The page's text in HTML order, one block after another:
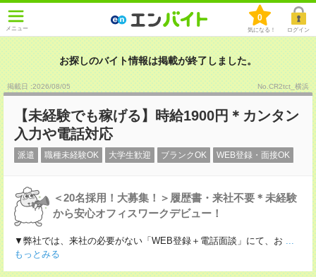
メニュー
0
気になる！ ログイン
お探しのバイト情報は掲載が終了しました。
掲載日 :2026/08/05 No.CR2tct_横浜
【未経験でも稼げる】時給1900円＊カンタン
入力や電話対応
派遣 職種未経験OK 大学生歓迎 ブランクOK WEB登録・面接OK
＜20名採用！大募集！＞履歴書・来社不要＊未経験
から安心オフィスワークデビュー！
▼弊社では、来社の必要がない「WEB登録＋電話面談」にて、お ...
もっとみる